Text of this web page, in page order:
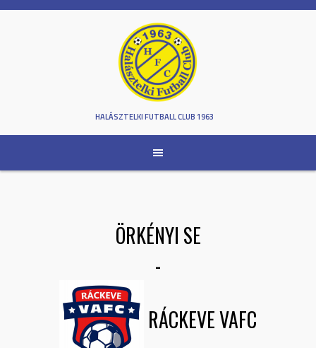
Skip
HALÁSZTELKI FUTBALL CLUB 1963
ÖRKÉNYI SE
-
RÁCKEVE VAFC